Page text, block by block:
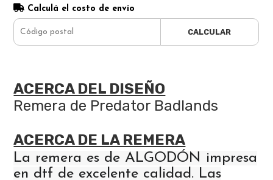
Calculá el costo de envío
CALCULAR
ACERCA DEL DISEÑO
Remera de Predator Badlands
ACERCA DE LA REMERA
La remera es de ALGODÓN impresa
en dtf de excelente calidad. Las